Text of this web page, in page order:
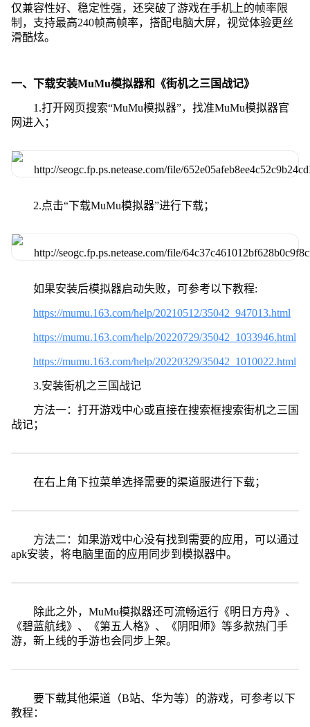
仅兼容性好、稳定性强，还突破了游戏在手机上的帧率限
制，支持最高240帧高帧率，搭配电脑大屏，视觉体验更丝
滑酷炫。
一、下载安装MuMu模拟器和《街机之三国战记》
1.打开网页搜索“MuMu模拟器”，找准MuMu模拟器官
网进入；
2.点击“下载MuMu模拟器”进行下载；
如果安装后模拟器启动失败，可参考以下教程:
https://mumu.163.com/help/20210512/35042_947013.html
https://mumu.163.com/help/20220729/35042_1033946.html
https://mumu.163.com/help/20220329/35042_1010022.html
3.安装街机之三国战记
方法一：打开游戏中心或直接在搜索框搜索街机之三国
战记；
在右上角下拉菜单选择需要的渠道服进行下载；
方法二：如果游戏中心没有找到需要的应用，可以通过
apk安装，将电脑里面的应用同步到模拟器中。
除此之外，MuMu模拟器还可流畅运行《明日方舟》、
《碧蓝航线》、《第五人格》、《阴阳师》等多款热门手
游，新上线的手游也会同步上架。
要下载其他渠道（B站、华为等）的游戏，可参考以下
教程：